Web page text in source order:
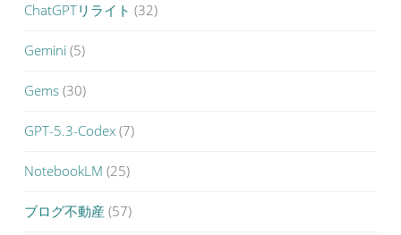
ChatGPTリライト (32)
Gemini (5)
Gems (30)
GPT-5.3-Codex (7)
NotebookLM (25)
ブログ不動産 (57)